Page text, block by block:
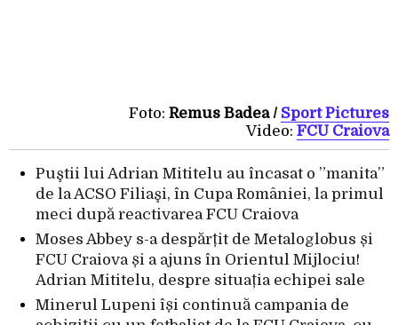
Foto: Remus Badea / Sport Pictures
Video: FCU Craiova
Puştii lui Adrian Mititelu au încasat o ”manita”
de la ACSO Filiaşi, în Cupa României, la primul
meci după reactivarea FCU Craiova
Moses Abbey s-a despărțit de Metaloglobus și
FCU Craiova și a ajuns în Orientul Mijlociu!
Adrian Mititelu, despre situația echipei sale
Minerul Lupeni își continuă campania de